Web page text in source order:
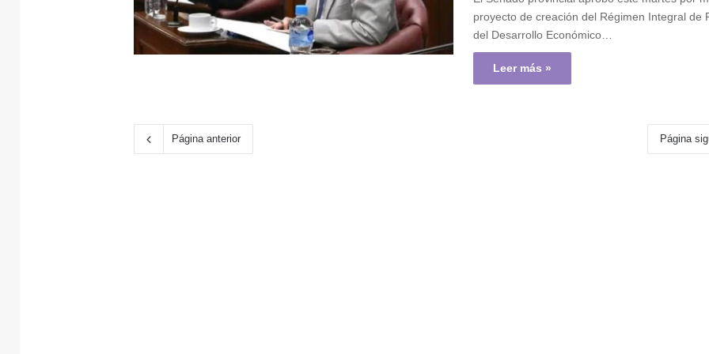
proyecto de creación del Régimen Integral de
del Desarrollo Económico…
Leer más »
Página anterior Página